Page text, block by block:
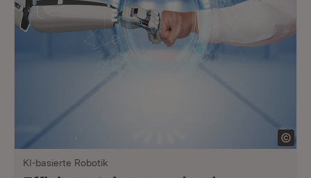
KI-basierte Robotik